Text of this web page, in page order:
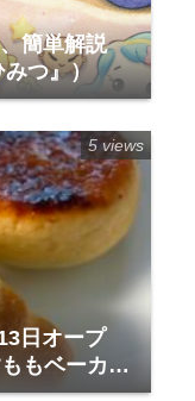
簡単解説
つ』）
日オープ
もベーカリ
5 views